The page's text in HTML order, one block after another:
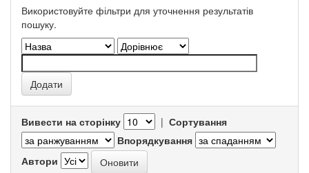
Використовуйте фільтри для уточнення результатів
пошуку.
Вивести на сторінку | Сортування
Впорядкування
Автори